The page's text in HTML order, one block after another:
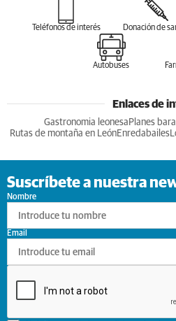
Teléfonos de interés Donación de
Autobuses
Enlaces de
Gastronomia leonesa Planes
Rutas de montaña en LeónEnredabailes
Suscríbete a nuestra
Nombre
Email